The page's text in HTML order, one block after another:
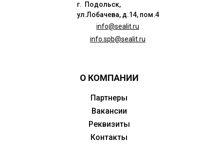
г. Подольск,
ул.Лобачева, д.14, пом.4
info@sealit.ru
info.spb@sealit.ru
О КОМПАНИИ
Партнеры
Вакансии
Реквизиты
Контакты